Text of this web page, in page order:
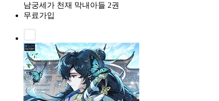
남궁세가 천재 막내아들 2권
무료가입